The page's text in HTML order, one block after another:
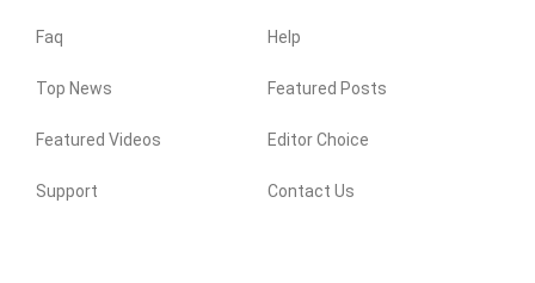
Faq Help
Top News Featured Posts
Featured Videos Editor Choice
Support Contact Us